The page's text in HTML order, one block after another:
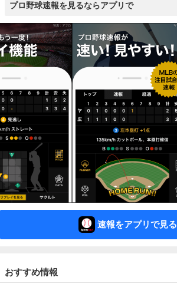
プロ野球速報を見るならアプリで
速報をアプリで見る
おすすめ情報